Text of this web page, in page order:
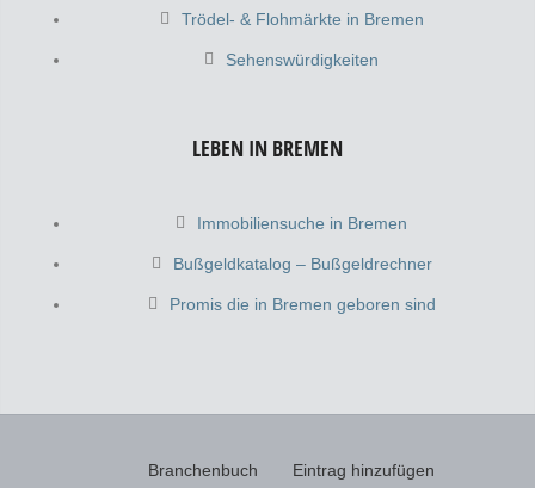
Trödel- & Flohmärkte in Bremen
Sehenswürdigkeiten
LEBEN IN BREMEN
Immobiliensuche in Bremen
Bußgeldkatalog – Bußgeldrechner
Promis die in Bremen geboren sind
Branchenbuch Eintrag hinzufügen